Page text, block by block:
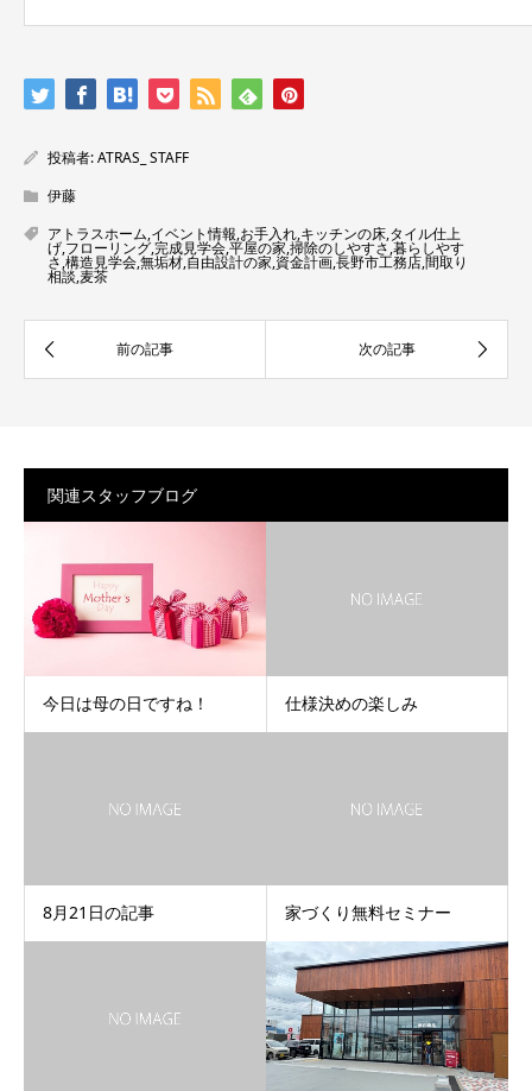
投稿者:ATRAS_ STAFF
伊藤
アトラスホーム,イベント情報,お手入れ,キッチンの床,タイル仕上
げ,フローリング,完成見学会,平屋の家,掃除のしやすさ,暮らしやす
さ,構造見学会,無垢材,自由設計の家,資金計画,長野市工務店,間取り
相談,麦茶
関連スタッフブログ
今日は母の日ですね！ 仕様決めの楽しみ
8月21日の記事 家づくり無料セミナー